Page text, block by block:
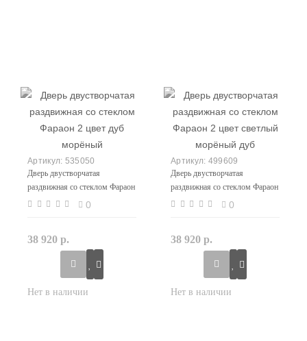
535050
Дверь двустворчатая
раздвижная со стеклом Фараон
2 цвет дуб морёный
0
38 920 р.
499609
Дверь двустворчатая
раздвижная со стеклом Фараон
2 цвет светлый морёный дуб
0
38 920 р.